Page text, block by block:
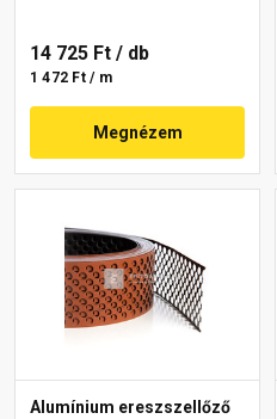
14 725 Ft / db
1 472 Ft / m
Megnézem
Alumínium ereszszellőző